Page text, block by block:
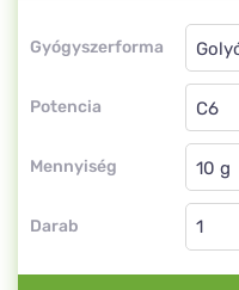
Gyógyszerforma
Potencia
C6
Mennyiség
Darab